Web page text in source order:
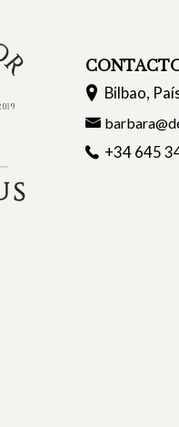
Bilbao,
+34 645